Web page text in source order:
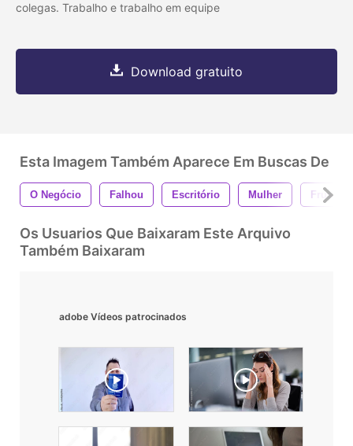
colegas. Trabalho e trabalho em equipe
Download gratuito
Esta Imagem Também Aparece Em Buscas De
O Negócio Falhou Escritório Mulher
Os Usuarios Que Baixaram Este Arquivo
Também Baixaram
adobe Vídeos patrocinados